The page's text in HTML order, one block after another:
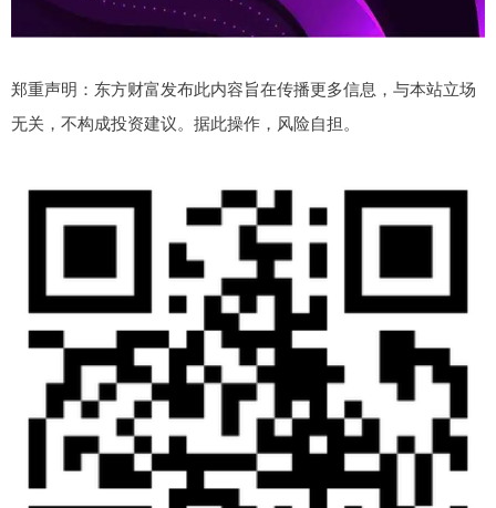
郑重声明：东方财富发布此内容旨在传播更多信息，与本站立场
无关，不构成投资建议。据此操作，风险自担。